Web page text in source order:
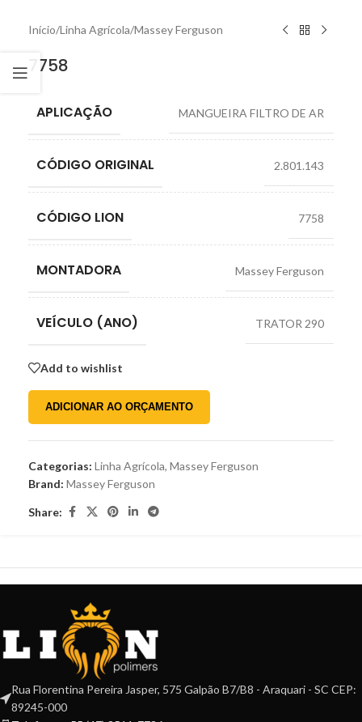
Início/Linha Agrícola/Massey Ferguson
7758
APLICAÇÃO MANGUEIRA FILTRO DE AR
CÓDIGO ORIGINAL 2.801.143
CÓDIGO LION 7758
MONTADORA Massey Ferguson
VEÍCULO (ANO) TRATOR 290
Add to wishlist
ADICIONAR AO ORÇAMENTO
Categorias: Linha Agrícola, Massey Ferguson
Brand: Massey Ferguson
Share:
Rua Florentina Pereira Jasper, 575 Galpão B7/B8 - Araquari - SC CEP:
89245-000